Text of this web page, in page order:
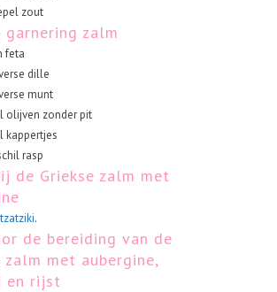
zout
garnering zalm
feta
dille
munt
olijven zonder pit
kappertjes
rasp
de Griekse zalm met
tzatziki.
de bereiding van de
zalm met aubergine,
en rijst